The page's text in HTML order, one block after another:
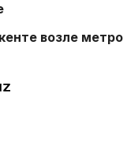
возле метро